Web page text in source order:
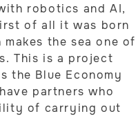
robotics and AI,
of all it was born
the sea one of
This is a project
the Blue Economy
partners who
of carrying out